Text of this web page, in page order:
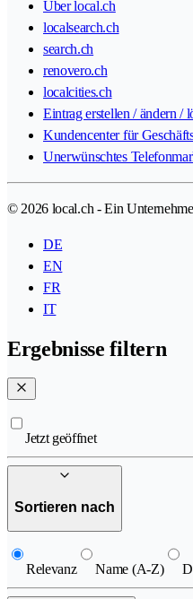
Über local.ch
localsearch.ch
search.ch
renovero.ch
localcities.ch
Eintrag erstellen / ändern /
Kundencenter für
Unerwünschtes
© 2026 local.ch - Ein
DE
EN
FR
IT
Ergebnisse filtern
Jetzt geöffnet
Sortieren nach
Relevanz Name (A-Z)